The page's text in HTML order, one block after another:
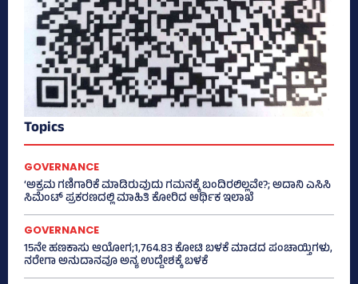
Topics
GOVERNANCE
‘ಅಕ್ರಮ ಗಣಿಗಾರಿಕೆ ಮಾಡಿರುವುದು ಗಮನಕ್ಕೆ ಬಂದಿರಲಿಲ್ಲವೇ?; ಅದಾನಿ ಎಸಿಸಿ
ಸಿಮೆಂಟ್ ಪ್ರಕರಣದಲ್ಲಿ ಮಾಹಿತಿ ಕೋರಿದ ಆರ್ಥಿಕ ಇಲಾಖೆ
GOVERNANCE
15ನೇ ಹಣಕಾಸು ಆಯೋಗ;1,764.83 ಕೋಟಿ ಬಳಕೆ ಮಾಡದ ಪಂಚಾಯ್ತಿಗಳು,
ನರೇಗಾ ಅನುದಾನವೂ ಅನ್ಯ ಉದ್ದೇಶಕ್ಕೆ ಬಳಕೆ